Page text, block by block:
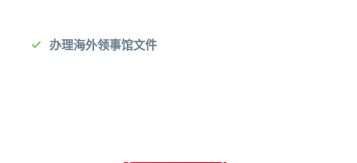
办理海外领事馆文件